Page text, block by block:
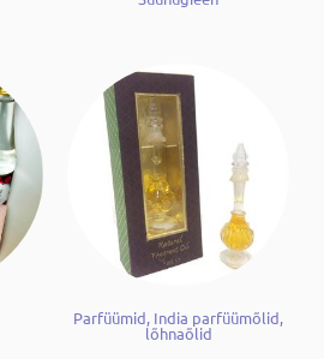
Parfüümid, India parfüümõlid,
lõhnaõlid